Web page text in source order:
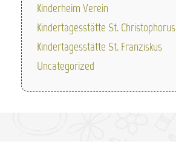
Kinderheim Verein
Kindertagesstätte St. Christophorus
Kindertagesstätte St. Franziskus
Uncategorized